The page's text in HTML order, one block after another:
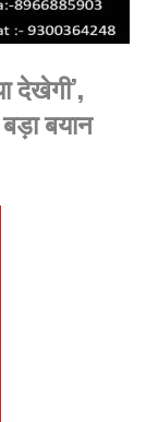
देखेगी’,
बयान